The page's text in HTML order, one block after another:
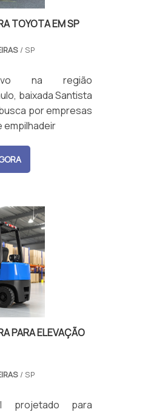
TOYOTA EM SP
/ SP
na região
baixada Santista
por empresas
empilhadeir
PARA ELEVAÇÃO
/ SP
projetado para